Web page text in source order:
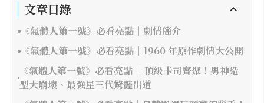
文章目錄
《氣體人第一號》必看亮點｜劇情簡介
《氣體人第一號》必看亮點｜1960 年原作劇情大公開
《氣體人第一號》必看亮點 ｜頂級卡司齊聚！男神造
型大崩壞、最強星三代驚豔出道